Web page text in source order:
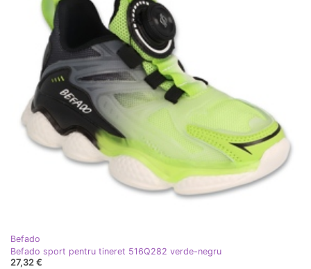
Befado
Befado sport pentru tineret 516Q282 verde-negru
27,32 €